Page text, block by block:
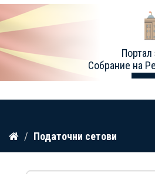
Прескокнете
содржина
Собрание на
Податочни сетови